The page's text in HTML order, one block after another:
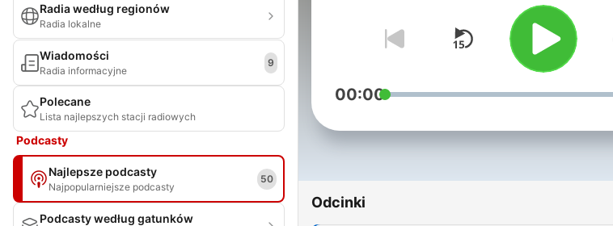
Radia według regionów
Radia lokalne
Wiadomości
Radia informacyjne
9
Polecane
Lista najlepszych stacji radiowych
Podcasty
Najlepsze podcasty
Najpopularniejsze podcasty
50
Podcasty według gatunków
00:00
Odcinki